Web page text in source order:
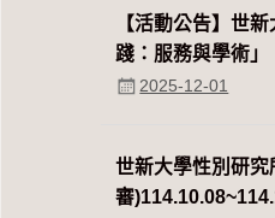
【活動公告】世
踐：服務與學術」
2025-12-01
世新大學性別研
審